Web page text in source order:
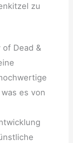
zu
Dead &
es von